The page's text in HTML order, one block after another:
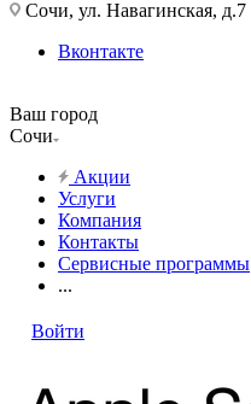
Сочи, ул. Навагинская, д.7
Вконтакте
Ваш город
Сочи
Акции
Услуги
Компания
Контакты
Сервисные программы
...
Войти